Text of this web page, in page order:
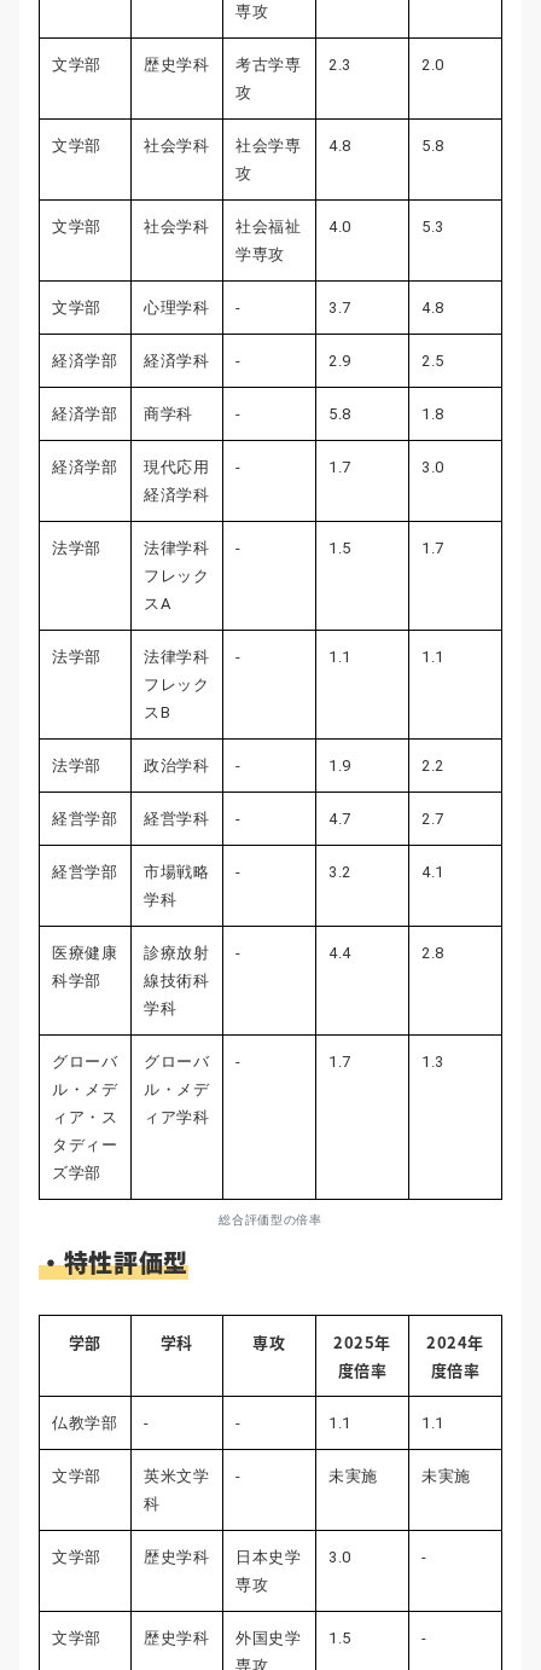
専攻
文学部 歴史学科
考古学専
攻
2.3 2.0
文学部 社会学科
社会学専
攻
4.8 5.8
文学部 社会学科
社会福祉
学専攻
4.0 5.3
文学部 心理学科 - 3.7 4.8
経済学部 経済学科 - 2.9 2.5
経済学部 商学科 - 5.8 1.8
経済学部
現代応用
経済学科
- 1.7 3.0
法学部
法律学科
フレック
スA
- 1.5 1.7
法学部
法律学科
フレック
スB
- 1.1 1.1
法学部 政治学科 - 1.9 2.2
経営学部 経営学科 - 4.7 2.7
経営学部
市場戦略
学科
- 3.2 4.1
医療健康
科学部
診療放射
線技術科
学科
- 4.4 2.8
グローバ
ル・メデ
ィア・ス
タディー
ズ学部
グローバ
ル・メデ
ィア学科
- 1.7 1.3
総合評価型の倍率
・特性評価型
学部 学科 専攻
2025年
度倍率
2024年
度倍率
仏教学部 - - 1.1 1.1
文学部
英米文学
科
- 未実施 未実施
文学部 歴史学科
日本史学
専攻
3.0 -
文学部 歴史学科
外国史学
専攻
1.5 -